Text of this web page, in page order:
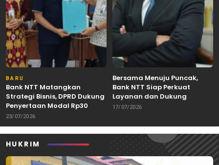
BARU
Bank NTT Matangkan
Strategi Bisnis, DPRD Dukung
Penyertaan Modal Rp30
Miliar
23/07/2026
Bersama Menuju Puncak,
Bank NTT Siap Perkuat
Layanan dan Dukung
Pertumbuhan Ekonomi NTT
17/07/2026
HUKRIM